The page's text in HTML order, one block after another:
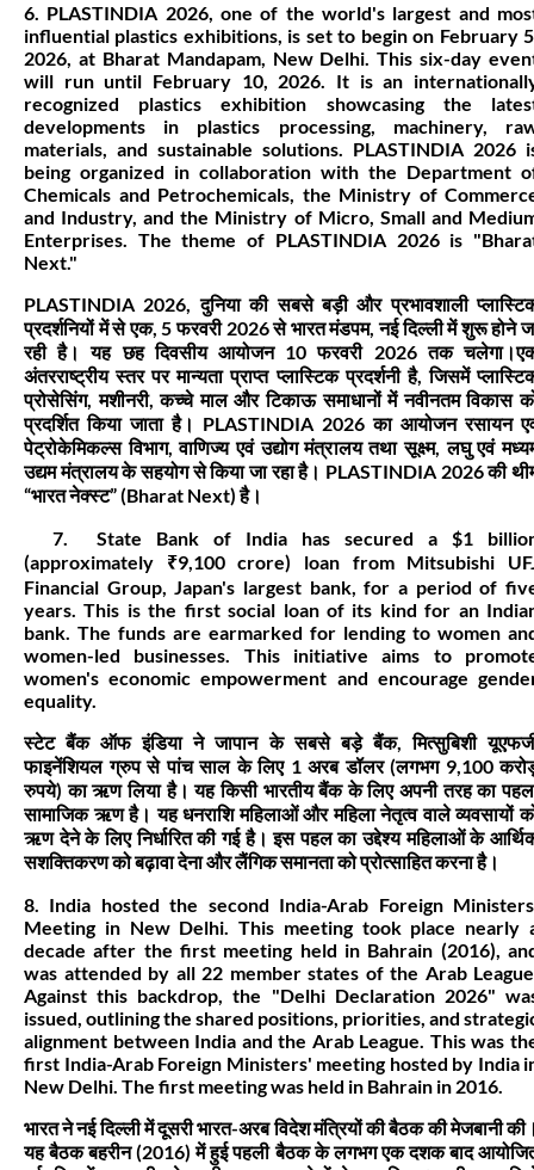
6. PLASTINDIA 2026, one of the world's largest and
influential plastics exhibitions, is set to begin on February
2026, at Bharat Mandapam, New Delhi. This six-day
will run until February 10, 2026. It is an
recognized plastics exhibition showcasing the
developments in plastics processing, machinery,
materials, and sustainable solutions. PLASTINDIA 2026
being organized in collaboration with the Department
Chemicals and Petrochemicals, the Ministry of
and Industry, and the Ministry of Micro, Small and
Enterprises. The theme of PLASTINDIA 2026 is
Next."
PLASTINDIA 2026, दुनिया की सबसे बड़ी और प्रभावशाली
प्रदर्शनियों में से एक, 5 फरवरी 2026 से भारत मंडपम, नई दिल्ली में शुरू होने
रही है। यह छह दिवसीय आयोजन 10 फरवरी 2026 तक
अंतरराष्ट्रीय स्तर पर मान्यता प्राप्त प्लास्टिक प्रदर्शनी है, जिसमें
प्रोसेसिंग, मशीनरी, कच्चे माल और टिकाऊ समाधानों में नवीनतम विकास
प्रदर्शित किया जाता है। PLASTINDIA 2026 का आयोजन रसायन
पेट्रोकेमिकल्स विभाग, वाणिज्य एवं उद्योग मंत्रालय तथा सूक्ष्म, लघु एवं
उद्यम मंत्रालय के सहयोग से किया जा रहा है। PLASTINDIA 2026 की
“भारत नेक्स्ट” (Bharat Next) है।
7. State Bank of India has secured a $1
(approximately ₹9,100 crore) loan from Mitsubishi
Financial Group, Japan's largest bank, for a period of
years. This is the first social loan of its kind for an
bank. The funds are earmarked for lending to women
women-led businesses. This initiative aims to
women's economic empowerment and encourage
equality.
स्टेट बैंक ऑफ इंडिया ने जापान के सबसे बड़े बैंक, मित्सुबिशी
फाइनेंशियल ग्रुप से पांच साल के लिए 1 अरब डॉलर (लगभग 9,100
रुपये) का ऋण लिया है। यह किसी भारतीय बैंक के लिए अपनी तरह का
सामाजिक ऋण है। यह धनराशि महिलाओं और महिला नेतृत्व वाले व्यवसायों
ऋण देने के लिए निर्धारित की गई है। इस पहल का उद्देश्य महिलाओं के
सशक्तिकरण को बढ़ावा देना और लैंगिक समानता को प्रोत्साहित करना है।
8. India hosted the second India-Arab Foreign
Meeting in New Delhi. This meeting took place nearly
decade after the first meeting held in Bahrain (2016),
was attended by all 22 member states of the Arab
Against this backdrop, the "Delhi Declaration 2026"
issued, outlining the shared positions, priorities, and
alignment between India and the Arab League. This was
first India-Arab Foreign Ministers' meeting hosted by India
New Delhi. The first meeting was held in Bahrain in 2016.
भारत ने नई दिल्ली में दूसरी भारत-अरब विदेश मंत्रियों की बैठक की मेजबानी
यह बैठक बहरीन (2016) में हुई पहली बैठक के लगभग एक दशक बाद